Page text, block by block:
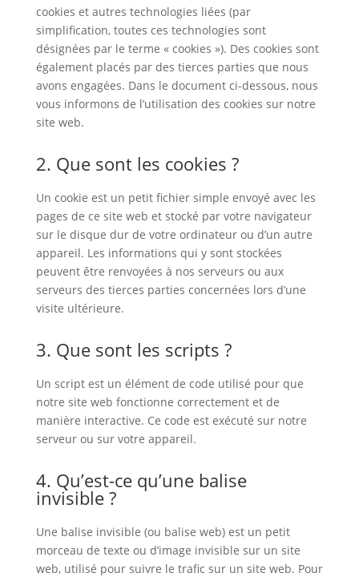
cookies et autres technologies liées (par
simplification, toutes ces technologies sont
désignées par le terme « cookies »). Des cookies sont
également placés par des tierces parties que nous
avons engagées. Dans le document ci-dessous, nous
vous informons de l’utilisation des cookies sur notre
site web.
2. Que sont les cookies ?
Un cookie est un petit fichier simple envoyé avec les
pages de ce site web et stocké par votre navigateur
sur le disque dur de votre ordinateur ou d’un autre
appareil. Les informations qui y sont stockées
peuvent être renvoyées à nos serveurs ou aux
serveurs des tierces parties concernées lors d’une
visite ultérieure.
3. Que sont les scripts ?
Un script est un élément de code utilisé pour que
notre site web fonctionne correctement et de
manière interactive. Ce code est exécuté sur notre
serveur ou sur votre appareil.
4. Qu’est-ce qu’une balise
invisible ?
Une balise invisible (ou balise web) est un petit
morceau de texte ou d’image invisible sur un site
web, utilisé pour suivre le trafic sur un site web. Pour